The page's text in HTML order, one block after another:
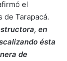
el
Tarapacá.
en
ésta
de